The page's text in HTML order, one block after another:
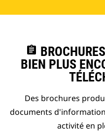
assignment
BIEN PLUS
Des brochures
documents
activité en